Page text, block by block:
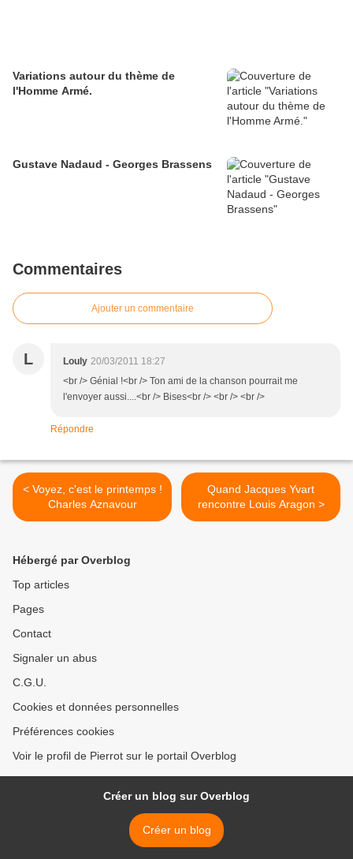
Variations autour du thème de
l'Homme Armé.
Gustave Nadaud - Georges Brassens
Commentaires
Ajouter un commentaire
L Louly 20/03/2011 18:27
<br /> Génial !<br /> Ton ami de la chanson pourrait me
l'envoyer aussi....<br /> Bises<br /> <br /> <br />
Répondre
< Voyez, c'est le printemps !
Charles Aznavour
Quand Jacques Yvart
rencontre Louis Aragon >
Hébergé par Overblog
Top articles
Pages
Contact
Signaler un abus
C.G.U.
Cookies et données personnelles
Préférences cookies
Voir le profil de Pierrot sur le portail Overblog
Créer un blog sur Overblog
Créer un blog